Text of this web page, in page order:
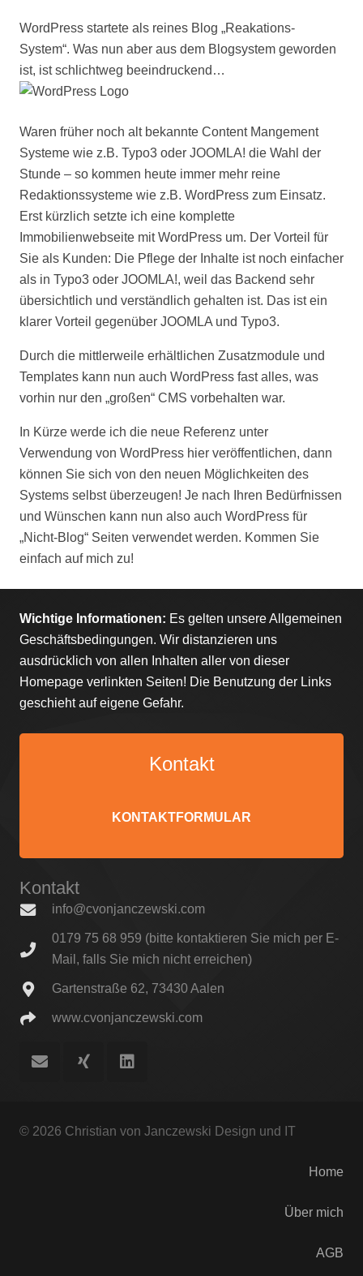
WordPress startete als reines Blog „Reakations-
System“. Was nun aber aus dem Blogsystem geworden
ist, ist schlichtweg beeindruckend…
Waren früher noch alt bekannte Content Mangement
Systeme wie z.B. Typo3 oder JOOMLA! die Wahl der
Stunde – so kommen heute immer mehr reine
Redaktionssysteme wie z.B. WordPress zum Einsatz.
Erst kürzlich setzte ich eine komplette
Immobilienwebseite mit WordPress um. Der Vorteil für
Sie als Kunden: Die Pflege der Inhalte ist noch einfacher
als in Typo3 oder JOOMLA!, weil das Backend sehr
übersichtlich und verständlich gehalten ist. Das ist ein
klarer Vorteil gegenüber JOOMLA und Typo3.
Durch die mittlerweile erhältlichen Zusatzmodule und
Templates kann nun auch WordPress fast alles, was
vorhin nur den „großen“ CMS vorbehalten war.
In Kürze werde ich die neue Referenz unter
Verwendung von WordPress hier veröffentlichen, dann
können Sie sich von den neuen Möglichkeiten des
Systems selbst überzeugen! Je nach Ihren Bedürfnissen
und Wünschen kann nun also auch WordPress für
„Nicht-Blog“ Seiten verwendet werden. Kommen Sie
einfach auf mich zu!
Wichtige Informationen: Es gelten unsereAllgemeinen
Geschäftsbedingungen. Wir distanzieren uns
ausdrücklich von allen Inhalten aller von dieser
Homepage verlinkten Seiten! Die Benutzung der Links
geschieht auf eigene Gefahr.
Kontakt
KONTAKTFORMULAR
Kontakt
info@cvonjanczewski.com
0179 75 68 959 (bitte kontaktieren Sie mich per E-
Mail, falls Sie mich nicht erreichen)
Gartenstraße 62, 73430 Aalen
www.cvonjanczewski.com
© 2026 Christian von Janczewski Design und IT
Home
Über mich
AGB